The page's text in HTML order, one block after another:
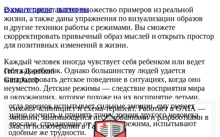
В книге представлено множество примеров из реальной
жизни, а также даны упражнения по визуализации образов
и другие техники работы с режимами. Вы сможете
скорректировать привычный образ мыслей и открыть простор
для позитивных изменений в жизни.
Каждый человек иногда чувствует себя ребенком или ведет
себя как ребенок. Однако большинству людей удается
контролировать детское поведение в ситуациях, когда оно
неуместно. Детские режимы — следствие восприятия мира
и окружающих, которое похоже на их восприятие детьми.
Когда ребенок испытывает сильные эмоции, ему бывает
трудно оценить и принять точку зрения другого человека.
Взрослые, страдающие от детского режима, испытывают
подобные же трудности.
схема-терапия паттерны
Гитта Джейкоб
Gitta Jacob
Психолог-клиницист и схема-терапевт. Работает в GAIA —
компании, занимающейся исследованиями и разработками в
области психотерапии в Гамбурге.